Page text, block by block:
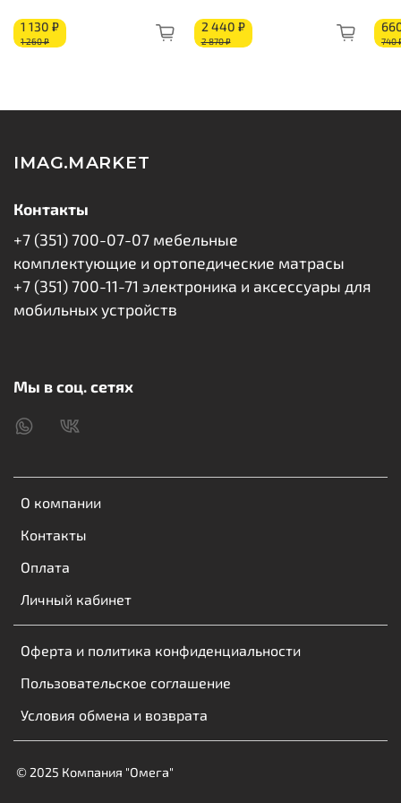
Короб из ППУ
1 130 ₽
1 260 ₽
2 440 ₽
2 870 ₽ 740
IMAG.MARKET
О компании
Контакты
Оплата
Личный кабинет
Оферта и политика конфиденциальности
Пользовательское соглашение
Условия обмена и возврата
Контакты
+7 (351) 700-07-07 мебельные
комплектующие и ортопедические матрасы
+7 (351) 700-11-71 электроника и аксессуары для
мобильных устройств
Мы в соц. сетях
© 2025 Компания "Омега"